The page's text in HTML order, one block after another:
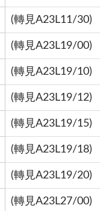
(轉見A23L11/30)
(轉見A23L19/00)
(轉見A23L19/10)
(轉見A23L19/12)
(轉見A23L19/15)
(轉見A23L19/18)
(轉見A23L19/20)
(轉見A23L27/00)